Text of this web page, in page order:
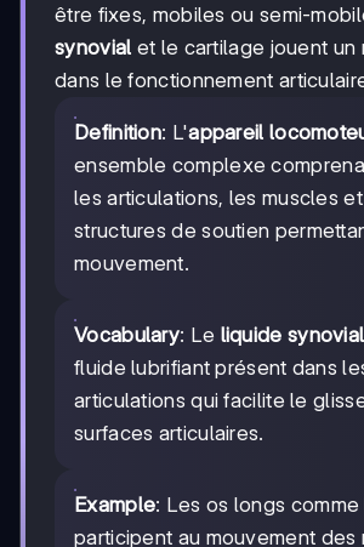
être fixes, mobiles ou semi-
synovial et le cartilage jouent un
dans le fonctionnement
Definition: L'appareil
ensemble complexe
les articulations, les muscles
structures de soutien
mouvement.
Vocabulary: Le liquide synovial
fluide lubrifiant présent dans
articulations qui facilite le
surfaces articulaires.
Example: Les os longs
participent au mouvement des